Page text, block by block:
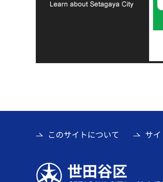
このサイトについて サ
世田谷区